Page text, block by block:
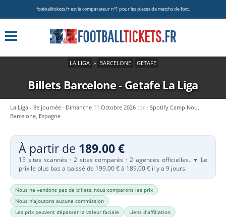
footballtickets.fr est le comparateur nº1 pour les places de matchs de foot.
LA LIGA » BARCELONE GETAFE
Billets Barcelone - GetafeLa Liga
La Liga - 8e journée Dimanche 11 Octobre 2026 tbc
Spotify Camp Nou,
Barcelone, Espagne
À partir de 189.00 €
15 sites scannés · 2 sites comparés · 2 agences officielles. ▼ Le
prix le plus bas a baissé de 199.00 € à 189.00 € il y a 9 jours.
Nous ne vendons pas de billets, nous comparons les prix
Nous n'ajoutons aucune commission
Les prix peuvent dépasser la valeur faciale
Liens d'affiliation